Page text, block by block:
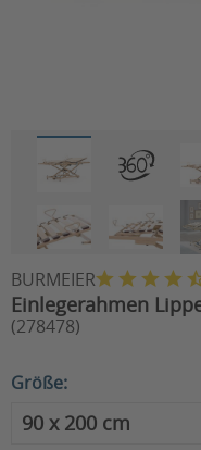
BURMEIER
Einlegerahmen
(278478)
Größe: